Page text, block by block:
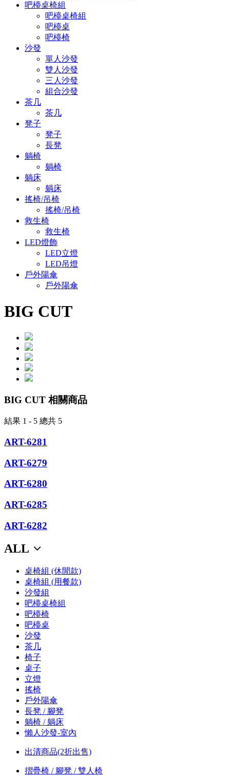
吧檯桌椅組
吧檯桌椅組
吧檯桌
吧檯椅
沙發
單人沙發
雙人沙發
三人沙發
組合沙發
茶几
茶几
凳子
凳子
長凳
躺椅
躺椅
躺床
躺床
搖椅/吊椅
搖椅/吊椅
救生椅
救生椅
LED燈飾
LED立燈
LED吊燈
戶外陽傘
戶外陽傘
BIG CUT
BIG CUT 相關商品
結果 1 - 5 總共 5
ART-6281
ART-6279
ART-6280
ART-6285
ART-6282
ALL
桌椅組 (休閒款)
桌椅組 (用餐款)
沙發組
吧檯桌椅組
吧檯椅
吧檯桌
沙發
茶几
椅子
桌子
立燈
搖椅
戶外陽傘
長凳 / 腳凳
躺椅 / 躺床
懶人沙發-室內
出清商品(2折出售)
摺疊椅 / 腳凳 / 雙人椅